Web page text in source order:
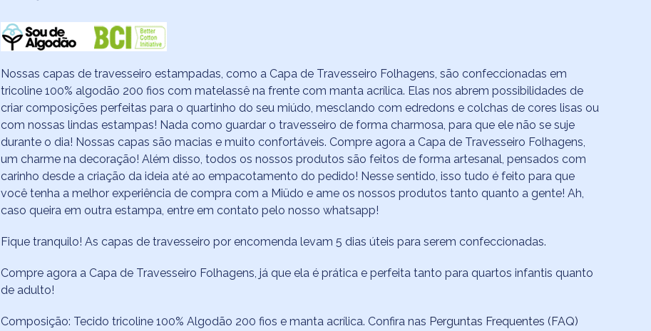
Nossas capas de travesseiro estampadas, como a Capa de Travesseiro Folhagens, são confeccionadas em
tricoline 100% algodão 200 fios com matelassê na frente com manta acrílica. Elas nos abrem possibilidades de
criar composições perfeitas para o quartinho do seu miúdo, mesclando com edredons e colchas de cores lisas ou
com nossas lindas estampas! Nada como guardar o travesseiro de forma charmosa, para que ele não se suje
durante o dia! Nossas capas são macias e muito confortáveis. Compre agora a Capa de Travesseiro Folhagens,
um charme na decoração! Além disso, todos os nossos produtos são feitos de forma artesanal, pensados com
carinho desde a criação da ideia até ao empacotamento do pedido! Nesse sentido, isso tudo é feito para que
você tenha a melhor experiência de compra com a Miüdo e ame os nossos produtos tanto quanto a gente! Ah,
caso queira em outra estampa, entre em contato pelo nosso whatsapp!
Fique tranquilo! As capas de travesseiro por encomenda levam 5 dias úteis para serem confeccionadas.
Compre agora a Capa de Travesseiro Folhagens, já que ela é prática e perfeita tanto para quartos infantis quanto
de adulto!
Composição: Tecido tricoline 100% Algodão 200 fios e manta acrílica. Confira nas Perguntas Frequentes (FAQ)